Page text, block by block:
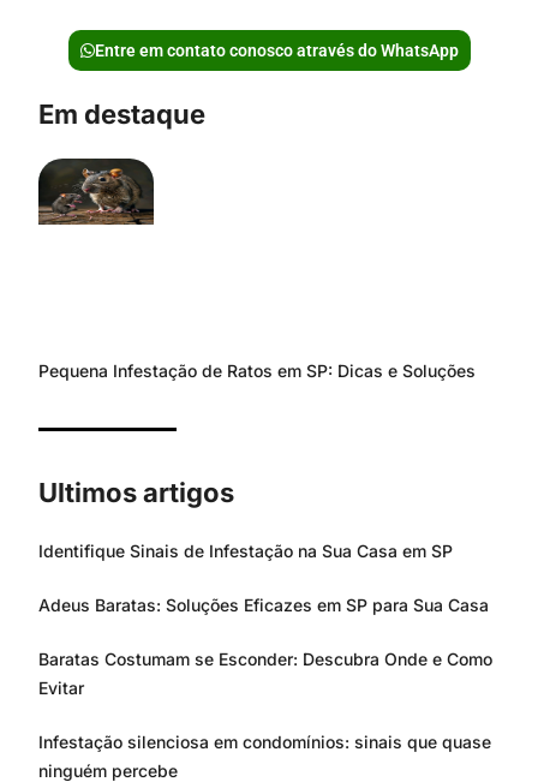
Entre em contato conosco através do WhatsApp
Em destaque
Pequena Infestação de Ratos em SP: Dicas e Soluções
Ultimos artigos
Identifique Sinais de Infestação na Sua Casa em SP
Adeus Baratas: Soluções Eficazes em SP para Sua Casa
Baratas Costumam se Esconder: Descubra Onde e Como
Evitar
Infestação silenciosa em condomínios: sinais que quase
ninguém percebe